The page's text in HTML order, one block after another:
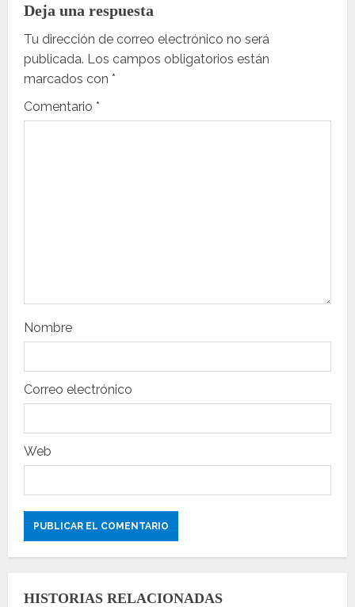
a
c
i
ó
t
a
a
s
Deja una respuesta
Tu dirección de correo electrónico no será
publicada. Los campos obligatorios están
marcados con *
Comentario *
Nombre
Correo electrónico
Web
HISTORIAS RELACIONADAS